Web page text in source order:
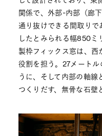
関係で、外部-内部（廊
通り抜けできる間取りで
したとみられる幅850ミ
製枠フィックス窓は、西
役割を担う。27メート
うに、そして内部の軸線
つくりだす、無骨な石壁